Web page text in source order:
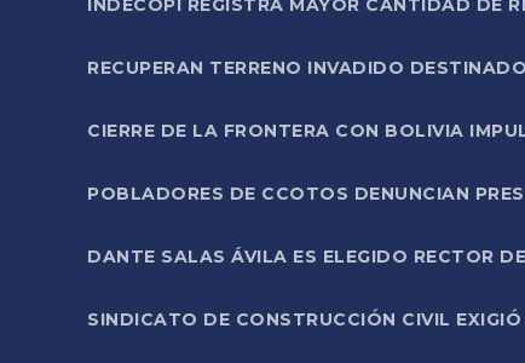
INDECOPI REGISTRA MAYOR CANTIDAD DE
RECUPERAN TERRENO INVADIDO
CIERRE DE LA FRONTERA CON BOLIVIA
POBLADORES DE CCOTOS DENUNCIAN
DANTE SALAS ÁVILA ES ELEGIDO RECTOR
SINDICATO DE CONSTRUCCIÓN CIVIL